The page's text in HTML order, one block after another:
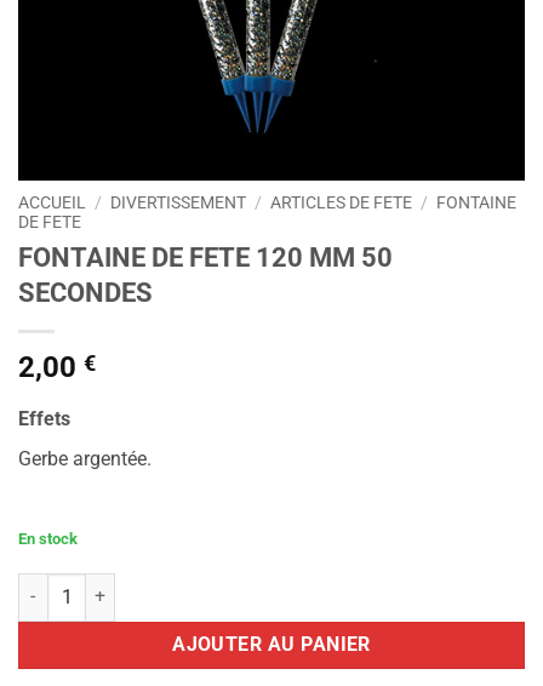
ACCUEIL / DIVERTISSEMENT / ARTICLES DE FETE / FONTAINE
DE FETE
FONTAINE DE FETE 120 MM 50
SECONDES
2,00 €
Effets
Gerbe argentée.
En stock
quantité de FONTAINE DE FETE 120 MM 50 SECONDES
AJOUTER AU PANIER